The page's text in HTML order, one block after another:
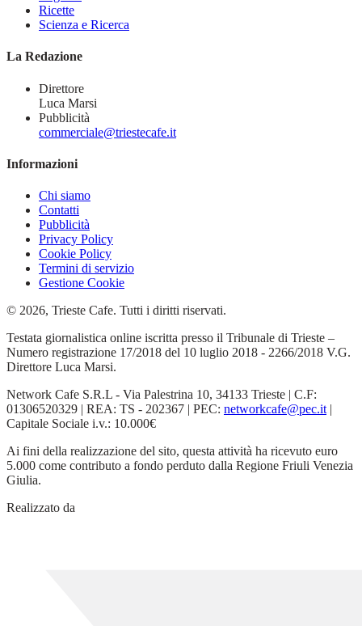
Ricette
Scienza e Ricerca
La Redazione
Direttore
Luca Marsi
Pubblicità
commerciale@triestecafe.it
Informazioni
Chi siamo
Contatti
Pubblicità
Privacy Policy
Cookie Policy
Termini di servizio
Gestione Cookie
© 2026, Trieste Cafe. Tutti i diritti riservati.
Testata giornalistica online iscritta presso il Tribunale di Trieste –
Numero registrazione 17/2018 del 10 luglio 2018 - 2266/2018 V.G.
Direttore Luca Marsi.
Network Cafe S.R.L - Via Palestrina 10, 34133 Trieste | C.F:
01306520329 | REA: TS - 202367 | PEC: networkcafe@pec.it |
Capitale Sociale i.v.: 10.000€
Ai fini della realizzazione del sito, questa attività ha ricevuto euro
5.000 come contributo a fondo perduto dalla Regione Friuli Venezia
Giulia.
Realizzato da